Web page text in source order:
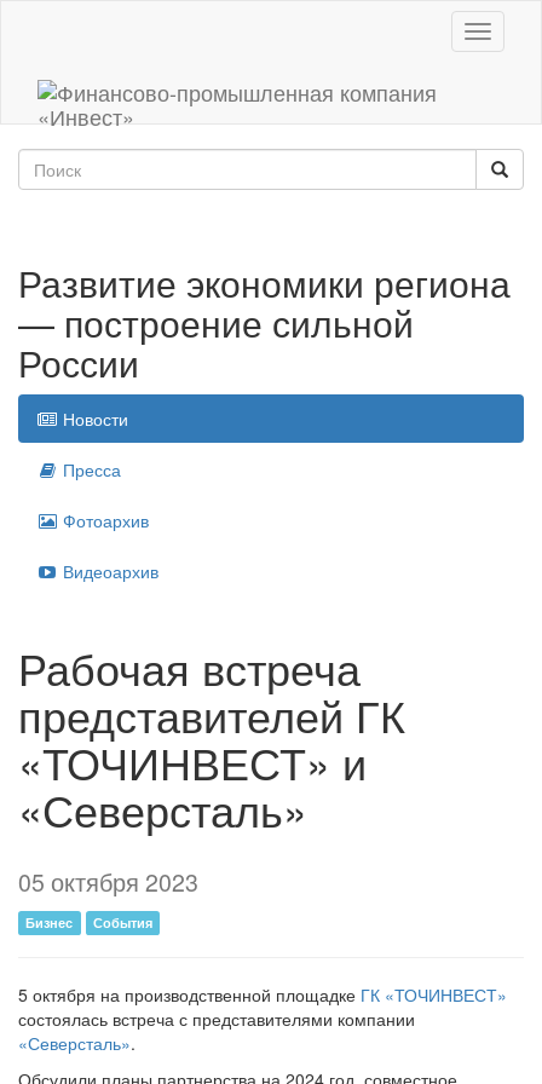
Toggle
Развитие экономики региона
— построение сильной
России
Новости
Пресса
Фотоархив
Видеоархив
Рабочая встреча
представителей ГК
«ТОЧИНВЕСТ» и
«Северсталь»
05 октября 2023
Бизнес События
5 октября на производственной площадке ГК «ТОЧИНВЕСТ»
состоялась встреча с представителями компании
«Северсталь».
Обсудили планы партнерства на 2024 год, совместное